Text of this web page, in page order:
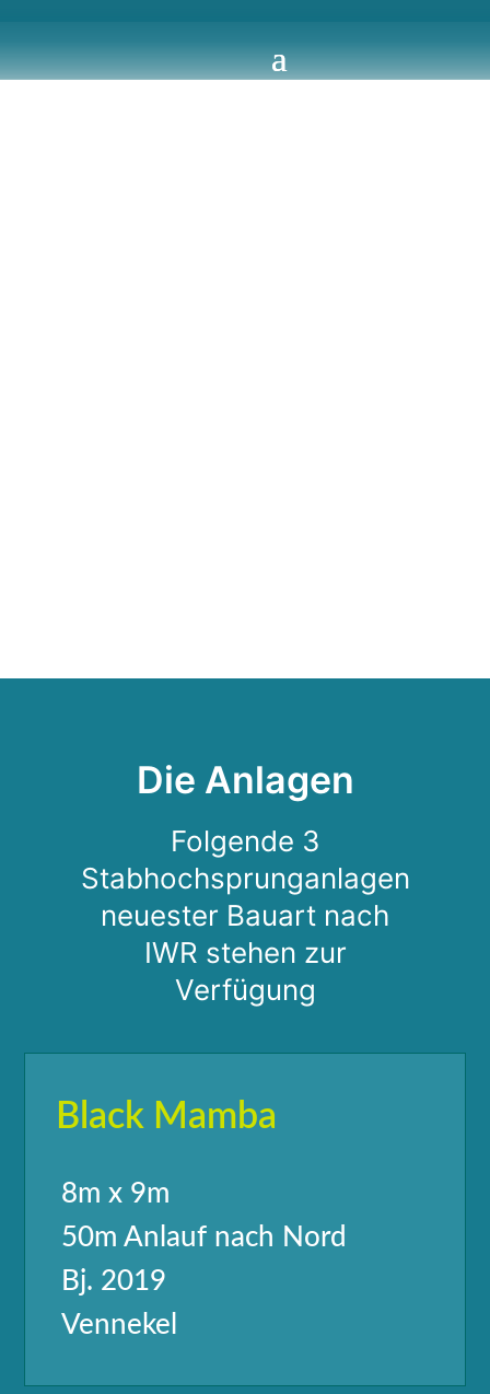
Die Anlagen
Folgende 3
Stabhochsprunganlagen
neuester Bauart nach
IWR stehen zur
Verfügung
Black Mamba
8m x 9m
50m Anlauf nach Nord
Bj. 2019
Vennekel